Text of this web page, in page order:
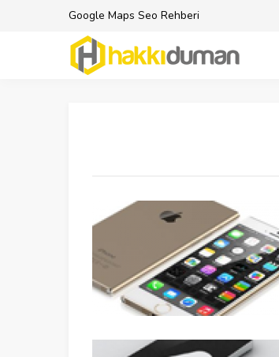
Google Maps Seo Rehberi